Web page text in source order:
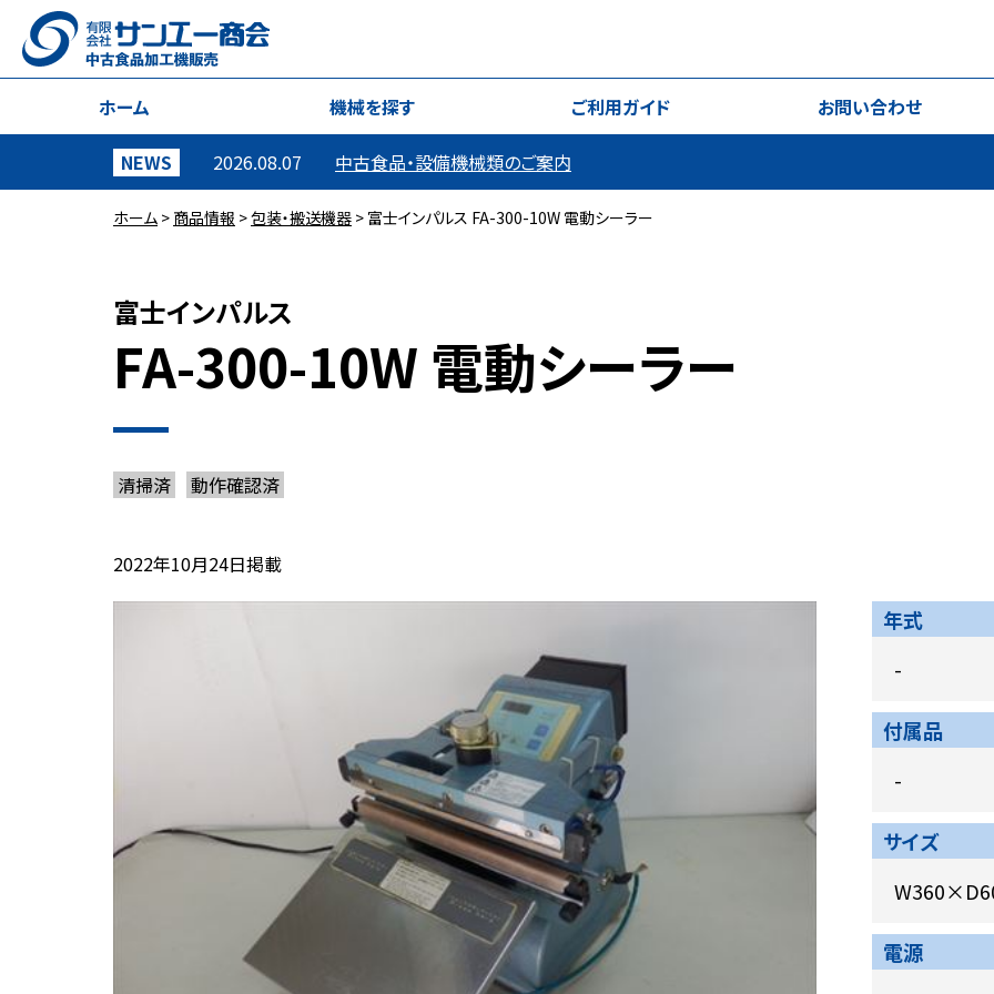
ホーム 機械を探す ご利用ガイド お問い合わせ
NEWS 2026.08.07 中古食品・設備機械類のご案内
ホーム > 商品情報 >包装・搬送機器 > 富士インパルス FA-300-10W 電動シーラー
富士インパルス
FA-300-10W 電動シーラー
清掃済 動作確認済
2022年10月24日掲載
年式
-
付属品
-
サイズ
電源